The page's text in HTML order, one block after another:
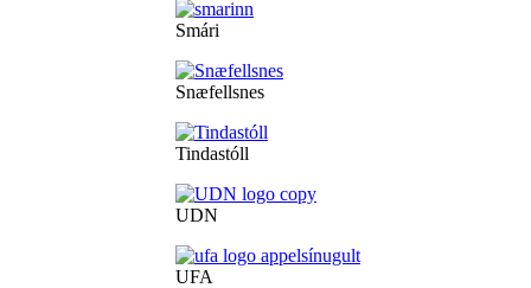
Smári
Snæfellsnes
Tindastóll
UDN
UFA